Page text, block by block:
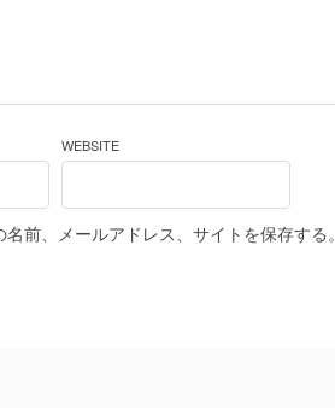
WEBSITE
前、メールアドレス、サイトを保存する。